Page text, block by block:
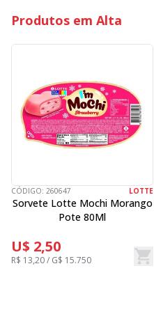
Produtos em Alta
CÓDIGO: 260647 LOTTE
Sorvete Lotte Mochi Morango
Pote 80Ml
U$ 2,50
R$ 13,20 / G$ 15.750